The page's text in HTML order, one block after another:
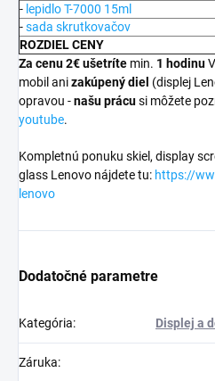
- lepidlo T-7000 15ml
-sada skrutkovačov
ROZDIEL CENY
Za cenu 2€ ušetríte min. 1 hodinu
mobil anizakúpený diel (displej
opravou -našu prácusi môžete
youtube.
Kompletnú ponuku skiel, display
glass Lenovo nájdete tu: ​https://
lenovo
Dodatočné parametre
Kategória: Displej a
Záruka: